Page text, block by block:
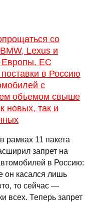
со
Lexus и
Европы. ЕС
в Россию
с
объемом свыше
новых, так и
рамках 11 пакета
запрет на
в Россию:
он касался лишь
то сейчас —
всех. Теперь запрет